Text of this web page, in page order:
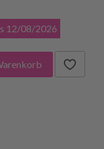
12/08/2026